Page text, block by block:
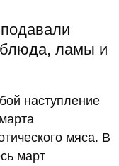
ламы и
наступление
мяса. В
март